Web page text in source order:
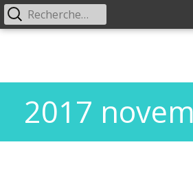
contenu
CJEVL
Comité de jumelage Européen Ville de
Menu
Rechercher :
2017